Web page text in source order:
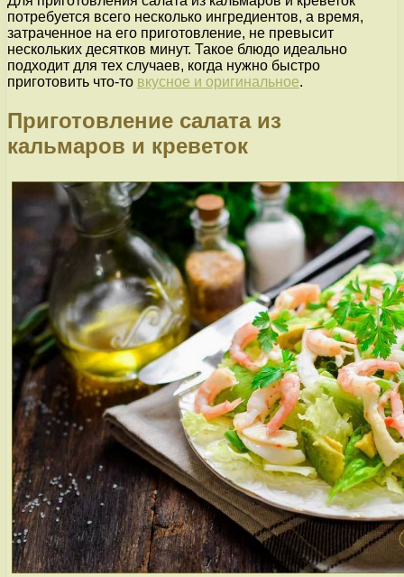
потребуется всего несколько ингредиентов, а время,
затраченное на его приготовление, не превысит
нескольких десятков минут. Такое блюдо идеально
подходит для тех случаев, когда нужно быстро
приготовить что-то вкусное и оригинальное.
Приготовление салата из
кальмаров и креветок